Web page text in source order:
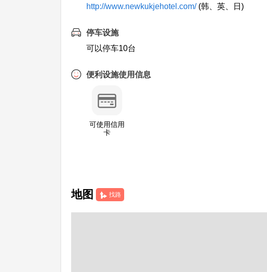
http://www.newkukjehotel.com/(韩、英、日)
停车设施
可以停车10台
便利设施使用信息
可使用信用
卡
地图 找路